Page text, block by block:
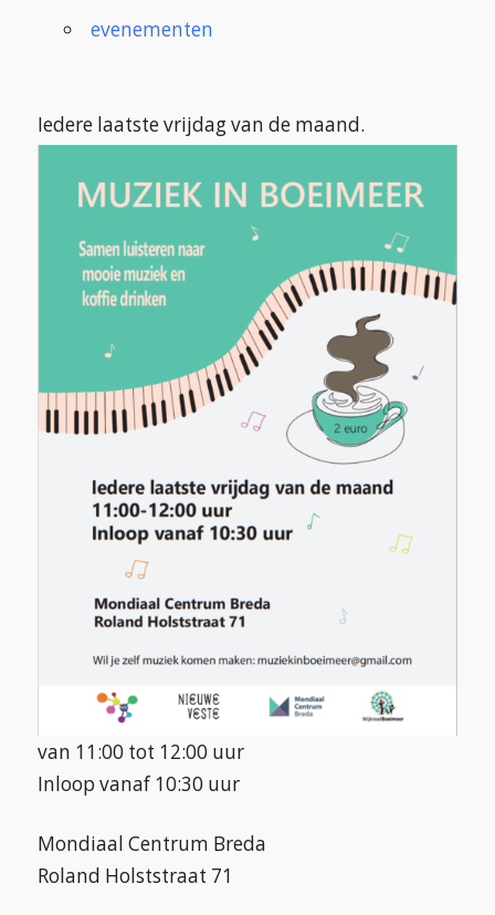
evenementen
Iedere laatste vrijdag van de maand.
van 11:00 tot 12:00 uur
Inloop vanaf 10:30 uur
Mondiaal Centrum Breda
Roland Holststraat 71